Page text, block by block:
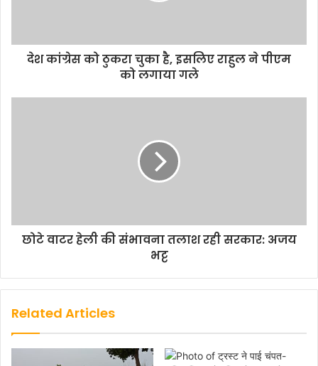
देश कांग्रेस को ठुकरा चुका है, इसलिए राहुल ने पीएम
को लगाया गले
छोटे वाटर हेली की संभावना तलाश रही सरकार: अजय
भट्ट
Related Articles